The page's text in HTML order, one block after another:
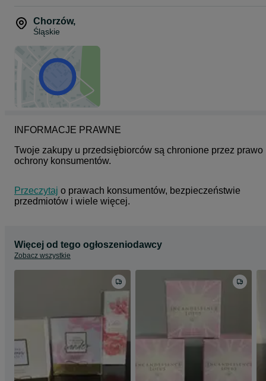
Chorzów,
Śląskie
INFORMACJE PRAWNE
Twoje zakupy u przedsiębiorców są chronione przez prawo
ochrony konsumentów.
Przeczytaj o prawach konsumentów, bezpieczeństwie
przedmiotów i wiele więcej.
Więcej od tego ogłoszeniodawcy
Zobacz wszystkie